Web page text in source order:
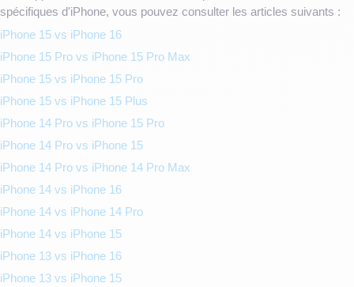
spécifiques d'iPhone, vous pouvez consulter les articles suivants :
iPhone 15 vs iPhone 16
iPhone 15 Pro vs iPhone 15 Pro Max
iPhone 15 vs iPhone 15 Pro
iPhone 15 vs iPhone 15 Plus
iPhone 14 Pro vs iPhone 15 Pro
iPhone 14 Pro vs iPhone 15
iPhone 14 Pro vs iPhone 14 Pro Max
iPhone 14 vs iPhone 16
iPhone 14 vs iPhone 14 Pro
iPhone 14 vs iPhone 15
iPhone 13 vs iPhone 16
iPhone 13 vs iPhone 15